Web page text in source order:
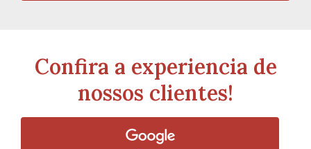
Confira a experiencia de
nossos clientes!